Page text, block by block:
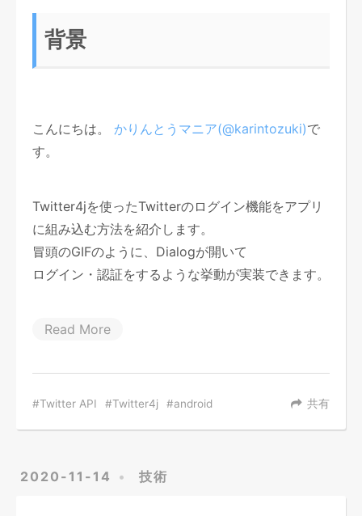
背景
こんにちは。 かりんとうマニア(@karintozuki)で
す。
Twitter4jを使ったTwitterのログイン機能をアプリ
に組み込む方法を紹介します。
冒頭のGIFのように、Dialogが開いて
ログイン・認証をするような挙動が実装できます。
Read More
共有
Twitter API Twitter4j android
2020-11-14 技術